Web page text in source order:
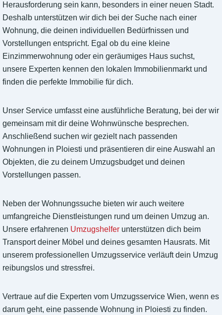
Herausforderung sein kann, besonders in einer neuen Stadt.
Deshalb unterstützen wir dich bei der Suche nach einer
Wohnung, die deinen individuellen Bedürfnissen und
Vorstellungen entspricht. Egal ob du eine kleine
Einzimmerwohnung oder ein geräumiges Haus suchst,
unsere Experten kennen den lokalen Immobilienmarkt und
finden die perfekte Immobilie für dich.
Unser Service umfasst eine ausführliche Beratung, bei der wir
gemeinsam mit dir deine Wohnwünsche besprechen.
Anschließend suchen wir gezielt nach passenden
Wohnungen in Ploiesti und präsentieren dir eine Auswahl an
Objekten, die zu deinem Umzugsbudget und deinen
Vorstellungen passen.
Neben der Wohnungssuche bieten wir auch weitere
umfangreiche Dienstleistungen rund um deinen Umzug an.
Unsere erfahrenen Umzugshelfer unterstützen dich beim
Transport deiner Möbel und deines gesamten Hausrats. Mit
unserem professionellen Umzugsservice verläuft dein Umzug
reibungslos und stressfrei.
Vertraue auf die Experten vom Umzugsservice Wien, wenn es
darum geht, eine passende Wohnung in Ploiesti zu finden.